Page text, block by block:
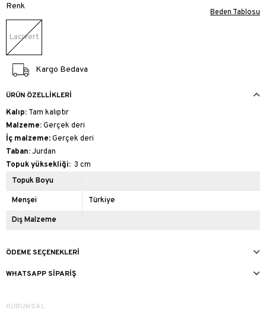
Renk
Lacivert
Beden Tablosu
Kargo Bedava
ÜRÜN ÖZELLIKLERI
Kalıp: Tam kalıptır
Malzeme:Gerçek deri
İç malzeme: Gerçek deri
Taban:Jurdan
Topuk yüksekliği: 3 cm
Topuk Boyu
Menşei Türkiye
Dış Malzeme
ÖDEME SEÇENEKLERI
WHATSAPP SIPARIŞ
KURUMSAL